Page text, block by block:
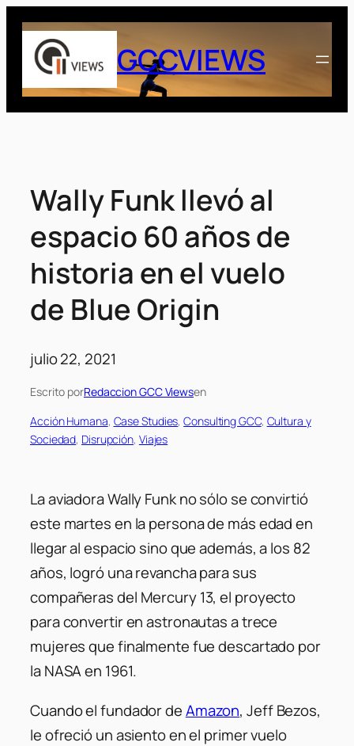
Saltar
contenido
GCCVIEWS
Wally Funk llevó al
espacio 60 años de
historia en el vuelo
de Blue Origin
julio 22, 2021
Escrito porRedaccion GCC Viewsen
Acción Humana, Case Studies, Consulting GCC, Cultura y
Sociedad, Disrupción, Viajes
La aviadora Wally Funk no sólo se convirtió
este martes en la persona de más edad en
llegar al espacio sino que además, a los 82
años, logró una revancha para sus
compañeras del Mercury 13, el proyecto
para convertir en astronautas a trece
mujeres que finalmente fue descartado por
la NASA en 1961.
Cuando el fundador deAmazon, Jeff Bezos,
le ofreció un asiento en el primer vuelo